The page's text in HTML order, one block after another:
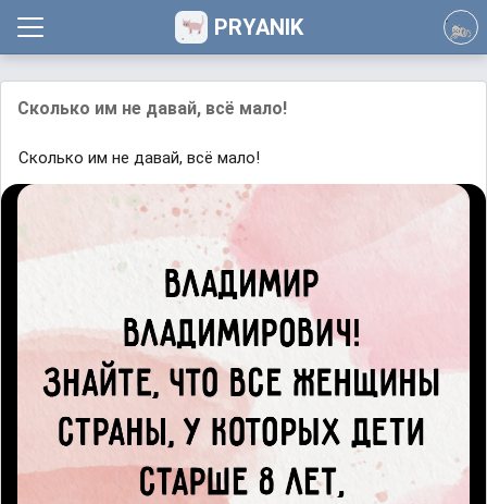
PRYANIK
Сколько им не давай, всё мало!
Сколько им не давай, всё мало!